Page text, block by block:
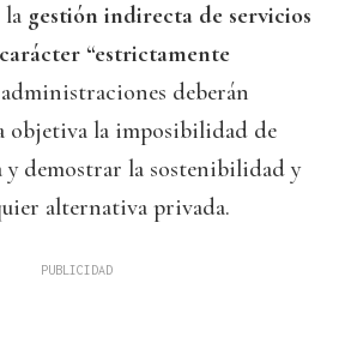
gestión indirecta de servicios
“estrictamente
administraciones deberán
objetiva la imposibilidad de
demostrar la sostenibilidad y
alternativa privada.